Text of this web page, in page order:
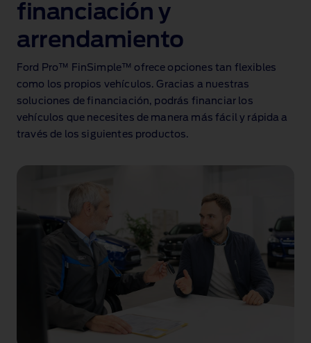
financiación y
arrendamiento
Ford Pro™ FinSimple™ ofrece opciones tan flexibles
como los propios vehículos. Gracias a nuestras
soluciones de financiación, podrás financiar los
vehículos que necesites de manera más fácil y rápida a
través de los siguientes productos.⁠